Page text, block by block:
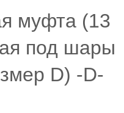
муфта (13
под шары
D) -D-